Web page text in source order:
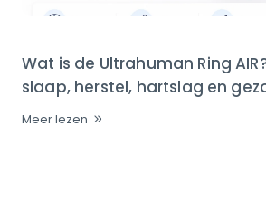
Wat is de Ultrahuman Ring
slaap, herstel, hartslag en
Meer lezen